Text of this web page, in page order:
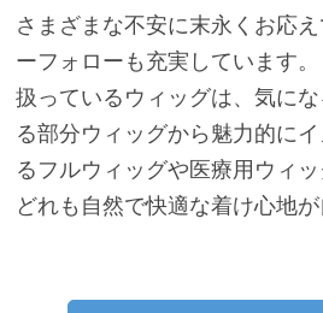
さまざまな不安に末永くお応
ーフォローも充実しています。
扱っているウィッグは、気に
る部分ウィッグから魅力的に
るフルウィッグや医療用ウィッ
どれも自然で快適な着け心地が